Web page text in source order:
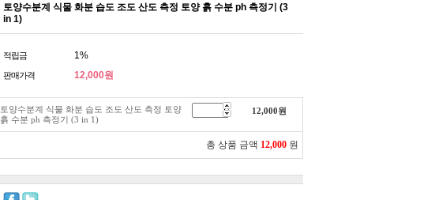
토양수분계 식물 화분 습도 조도 산도 측정 토양 흙 수분 ph 측정기 (3
in 1)
적립금 1%
판매가격 12,000원
토양수분계 식물 화분 습도 조도 산도 측정 토양
흙 수분 ph 측정기 (3 in 1)
12,000원
총 상품 금액 12,000 원